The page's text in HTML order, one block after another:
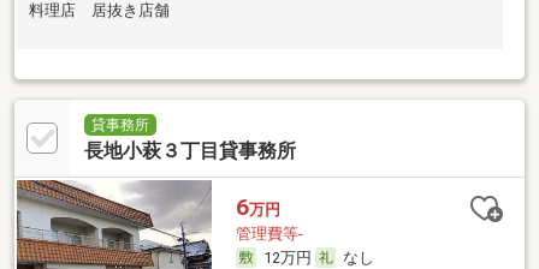
料理店 居抜き店舗
貸事務所
長地小萩３丁目貸事務所
6万円
管理費等-
12万円
なし